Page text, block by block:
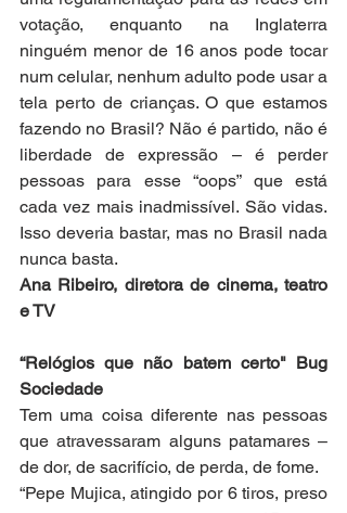
votação, enquanto na Inglaterra
ninguém menor de 16 anos pode tocar
num celular, nenhum adulto pode usar a
tela perto de crianças. O que estamos
fazendo no Brasil? Não é partido, não é
liberdade de expressão – é perder
pessoas para esse “oops” que está
cada vez mais inadmissível. São vidas.
Isso deveria bastar, mas no Brasil nada
nunca basta.
Ana Ribeiro, diretora de cinema, teatro
e TV
“Relógios que não batem certo" Bug
Sociedade
Tem uma coisa diferente nas pessoas
que atravessaram alguns patamares –
de dor, de sacrifício, de perda, de fome.
“Pepe Mujica, atingido por 6 tiros, preso